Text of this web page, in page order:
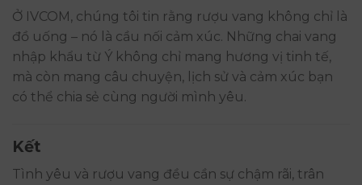
Ở IVCOM, chúng tôi tin rằng rượu vang không chỉ là
đồ uống – nó là cầu nối cảm xúc. Những chai vang
nhập khẩu từ Ý không chỉ mang hương vị tinh tế,
mà còn mang câu chuyện, lịch sử và cảm xúc bạn
có thể chia sẻ cùng người mình yêu.
Kết
Tình yêu và rượu vang đều cần sự chậm rãi, trân